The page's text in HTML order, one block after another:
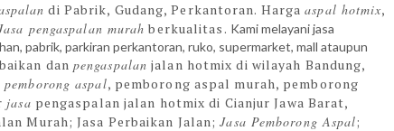
di Pabrik, Gudang, Perkantoran. Hargaaspal hotmix,
pengaspalan murah berkualitas. Kami melayani jasa
pabrik, parkiran perkantoran, ruko, supermarket, mall ataupun
dan pengaspalan jalan hotmix di wilayah Bandung,
pemborong aspal, pemborong aspal murah, pemborong
jasa pengaspalan jalan hotmix di Cianjur Jawa Barat,
Murah; Jasa Perbaikan Jalan;Jasa Pemborong Aspal;